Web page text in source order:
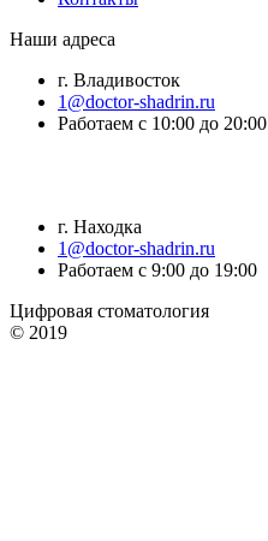
Наши адреса
г. Владивосток
1@doctor-shadrin.ru
Работаем с 10:00 до 20:00
г. Находка
1@doctor-shadrin.ru
Работаем с 9:00 до 19:00
Цифровая стоматология
© 2019